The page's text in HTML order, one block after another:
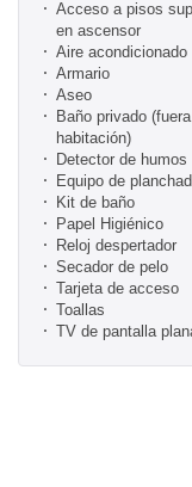
Acceso a pisos
en ascensor
Aire acondicionado
Armario
Aseo
Baño privado
habitación)
Detector de humos
Equipo de
Kit de baño
Papel Higiénico
Reloj despertador
Secador de pelo
Tarjeta de acceso
Toallas
TV de pantalla